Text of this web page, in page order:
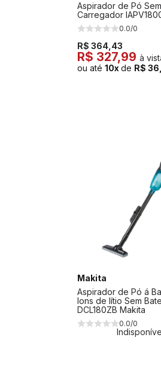
Aspirador de Pó
Carregador
0.0/0
R$ 364,43
R$ 327,99 à
ou até 10x de R$
Makita
Aspirador de Pó á
Ions de lítio Sem
DCL180ZB Makita
0.0/0